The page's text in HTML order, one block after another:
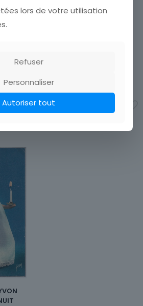
REPRISE CHAUSETTE
Attendez que nous ayons
Ajouter au panier
lors de votre utilisation
Refuser
Personnaliser
Autoriser tout